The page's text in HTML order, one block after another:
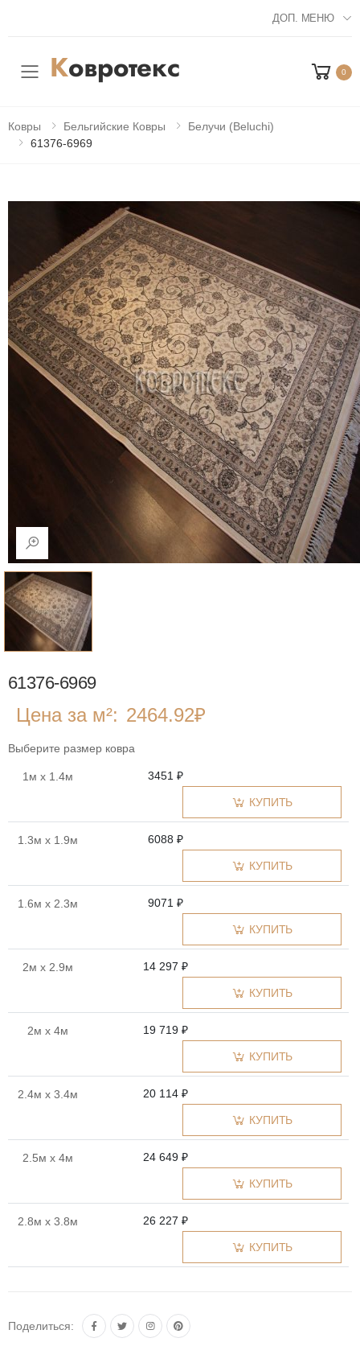
ДОП. МЕНЮ
Мобильное меню 0
Ковры Бельгийские Ковры
Белучи (Beluchi)
61376-6969
61376-6969
Цена за м²: 2464.92₽
Выберите размер ковра
1м x 1.4м 3451 ₽
КУПИТЬ
1.3м x 1.9м 6088 ₽
КУПИТЬ
1.6м x 2.3м 9071 ₽
КУПИТЬ
2м x 2.9м 14 297 ₽
КУПИТЬ
2м x 4м 19 719 ₽
КУПИТЬ
2.4м x 3.4м 20 114 ₽
КУПИТЬ
2.5м x 4м 24 649 ₽
КУПИТЬ
2.8м x 3.8м 26 227 ₽
КУПИТЬ
Поделиться: